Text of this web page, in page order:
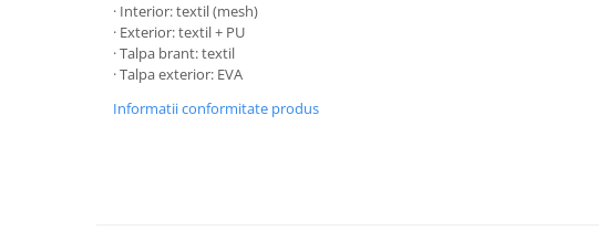
· Interior: textil (mesh)
· Exterior: textil + PU
· Talpa brant: textil
· Talpa exterior: EVA
Informatii conformitate produs